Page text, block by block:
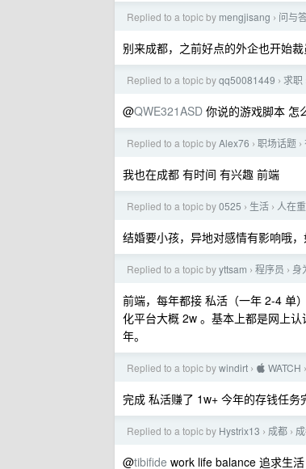
Replied to a topic by mengjisang › 问与
别来成都，之前好点的外企也开始
Replied to a topic byqq50081449 › 求职
@QWE321ASD 你说的游戏脚本 怎
Replied to a topic byAlex76 › 职场话题 ›
我也在成都 有时间 有兴趣 前端
Replied to a topic by0525 › 生活 › 人在
结婚要小孩，异地对感情有影响哦
Replied to a topic byyttsam › 程序员 › 身
前端，每年都接 私活（一年 2-4 单
化平台大概 2w 。基本上都是网上
年。
Replied to a topic bywindirt ›  WATCH ›
完成 私活赚了 1w+ 今年的存钱任务
Replied to a topic by Hystrix13 › 成都 ›
@tibifide work life balance 追求生